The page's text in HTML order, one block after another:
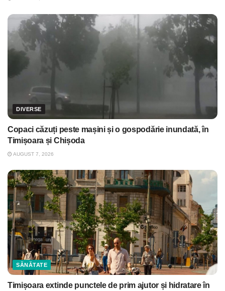
DIVERSE
Copaci căzuți peste mașini și o gospodărie inundată, în
Timișoara și Chișoda
AUGUST 7, 2026
SĂNĂTATE
Timișoara extinde punctele de prim ajutor și hidratare în